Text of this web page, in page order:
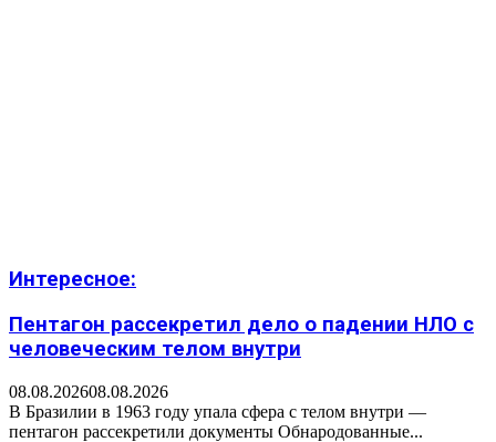
Интересное:
Пентагон рассекретил дело о падении НЛО с
человеческим телом внутри
08.08.202608.08.2026
В Бразилии в 1963 году упала сфера с телом внутри —
пентагон рассекретили документы Обнародованные...